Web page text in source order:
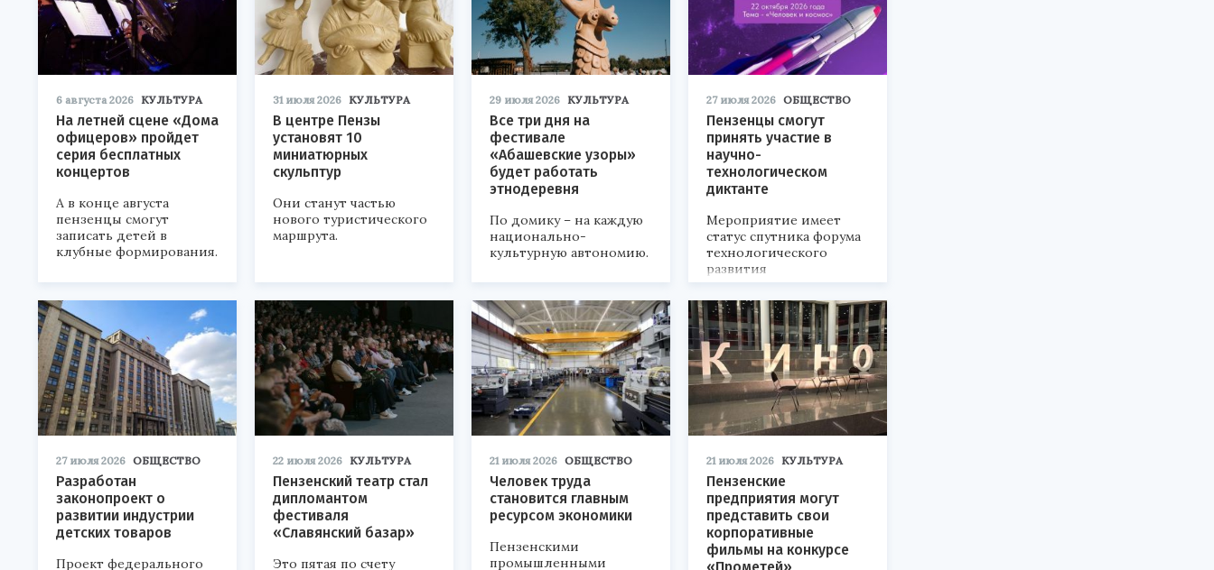
6 августа 2026 КУЛЬТУРА
На летней сцене «Дома
офицеров» пройдет
серия бесплатных
концертов
А в конце августа
пензенцы смогут
записать детей в
клубные формирования.
31 июля 2026 КУЛЬТУРА
В центре Пензы
установят 10
миниатюрных
скульптур
Они станут частью
нового туристического
маршрута.
29 июля 2026 КУЛЬТУРА
Все три дня на
фестивале
«Абашевские узоры»
будет работать
этнодеревня
По домику – на каждую
национально-
культурную автономию.
27 июля 2026 ОБЩЕСТВО
Пензенцы смогут
принять участие в
научно-
технологическом
диктанте
Мероприятие имеет
статус спутника форума
технологического
развития
«Технопром-2026».
27 июля 2026 ОБЩЕСТВО
Разработан
законопроект о
развитии индустрии
детских товаров
Проект федерального
22 июля 2026 КУЛЬТУРА
Пензенский театр стал
дипломантом
фестиваля
«Славянский базар»
Это пятая по счету
21 июля 2026 ОБЩЕСТВО
Человек труда
становится главным
ресурсом экономики
Пензенскими
промышленными
21 июля 2026 КУЛЬТУРА
Пензенские
предприятия могут
представить свои
корпоративные
фильмы на конкурсе